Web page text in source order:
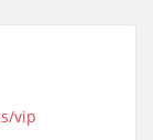
vip